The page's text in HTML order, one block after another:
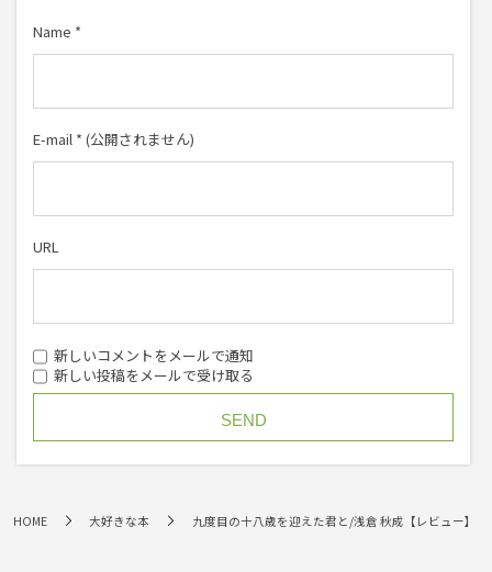
Name *
E-mail * (公開されません)
URL
新しいコメントをメールで通知
新しい投稿をメールで受け取る
HOME 大好きな本 九度目の十八歳を迎えた君と/浅倉 秋成【レビュー】